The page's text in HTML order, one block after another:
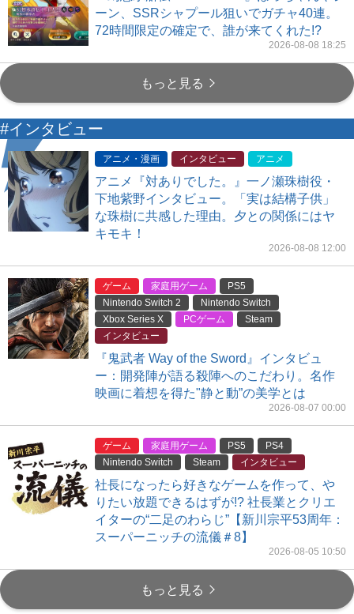
ーン、SSRシャプール狙いでガチャ40連。
72時間限定の確定で、誰が来てくれた!?
2026-08-08 18:25
もっと見る
#インタビュー
アニメ・漫画 インタビュー アニメ
アニメ『対ありでした。』一ノ瀬珠樹役・
下地紫野インタビュー。「実は結構子供」
な珠樹に共感した理由。夕との関係にはヤ
キモキ！
2026-08-08 12:00
ゲーム 家庭用ゲーム
PS5
Nintendo Switch 2
Nintendo Switch
Xbox Series X
PCゲーム
Steam
インタビュー
『鬼武者 Way of the Sword』インタビュ
ー：開発陣が語る殺陣へのこだわり。名作
映画に着想を得た"静と動”の美学とは
2026-08-07 00:00
ゲーム 家庭用ゲーム PS5
PS4
Nintendo Switch
Steam インタビュー
社長になったら好きなゲームを作って、や
りたい放題できるはずが!? 社長業とクリエ
イターの“二足のわらじ”【新川宗平53周年：
スーパーニッチの流儀＃8】
2026-08-05 10:50
もっと見る